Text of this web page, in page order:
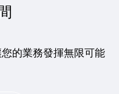
的業務發揮無限可能